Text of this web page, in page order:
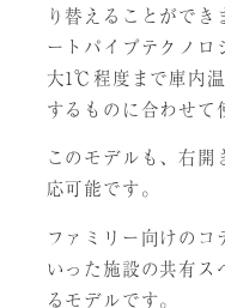
り替えることがで
ートパイプテクノロ
大1℃程度まで庫内
するものに合わせて
このモデルも、右
応可能です。
ファミリー向けのコ
いった施設の共有ス
るモデルです。